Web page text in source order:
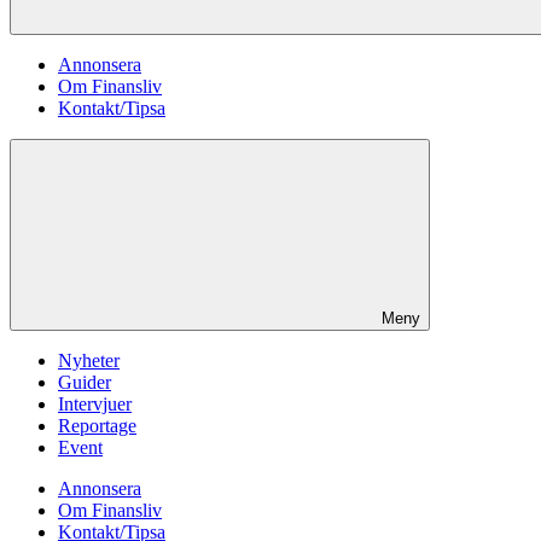
Annonsera
Om Finansliv
Kontakt/Tipsa
Meny
Nyheter
Guider
Intervjuer
Reportage
Event
Annonsera
Om Finansliv
Kontakt/Tipsa